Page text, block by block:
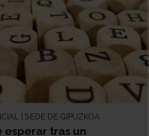
| SEDE DE GIPUZKOA
esperar tras un